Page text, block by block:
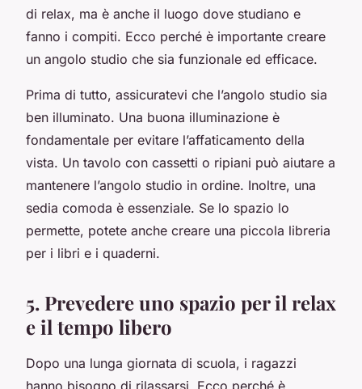
di relax, ma è anche il luogo dove studiano e
fanno i compiti. Ecco perché è importante creare
un angolo studio che sia funzionale ed efficace.
Prima di tutto, assicuratevi che l’angolo studio sia
ben illuminato. Una buona illuminazione è
fondamentale per evitare l’affaticamento della
vista. Un tavolo con cassetti o ripiani può aiutare a
mantenere l’angolo studio in ordine. Inoltre, una
sedia comoda è essenziale. Se lo spazio lo
permette, potete anche creare una piccola libreria
per i libri e i quaderni.
5. Prevedere uno spazio per il relax
e il tempo libero
Dopo una lunga giornata di scuola, i ragazzi
hanno bisogno di rilassarsi. Ecco perché è